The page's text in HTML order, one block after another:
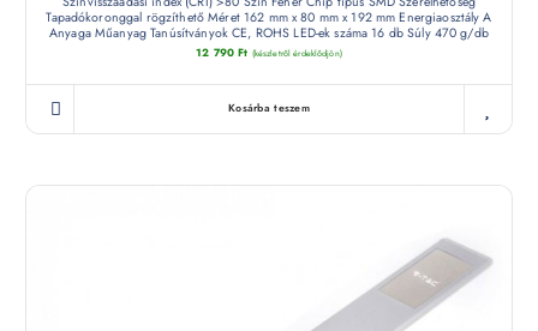
Tapadókoronggal rögzíthető Méret 162 mm x 80 mm x 192 mm Energiaosztály A
Anyaga Műanyag Tanúsítványok CE, ROHS LED-ek száma 16 db Súly 470 g/db
12 790Ft (készletről érdeklődjön)
Kosárba teszem